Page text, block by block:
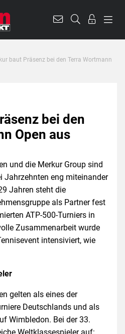
baut Präsenz bei den Terra Wortmann
bei den
Open aus
und die Merkur Group sind
Jahrzehnten eng miteinander
Jahren steht die
als Partner fest
ATP-500-Turniers in
Zusammenarbeit wurde
intensiviert, wie
gelten als eines der
Deutschlands und als
Wimbledon. Bei der 33.
Weltklassespieler auf: